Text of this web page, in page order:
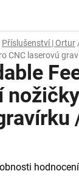
Příslušenství | Ortur
CNC laserovú
hodnocení